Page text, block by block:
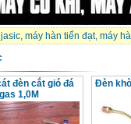
, máy hàn tiến đạt, máy
đèn cắt gió đá
1,0M
Đèn